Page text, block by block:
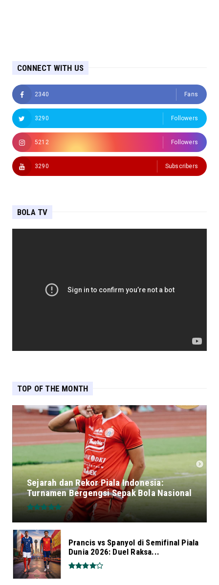
CONNECT WITH US
2340 Fans
3290 Followers
5212 Followers
3290 Subscribers
BOLA TV
TOP OF THE MONTH
Sejarah dan Rekor Piala Indonesia:
Turnamen Bergengsi Sepak Bola Nasional
Prancis vs Spanyol di Semifinal Piala
Dunia 2026: Duel Raksa...